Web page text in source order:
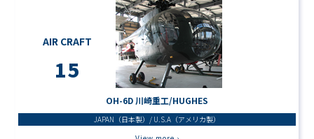
AIR CRAFT
15
OH-6D 川崎重工/HUGHES
JAPAN（日本製）/ U.S.A（アメリカ製）